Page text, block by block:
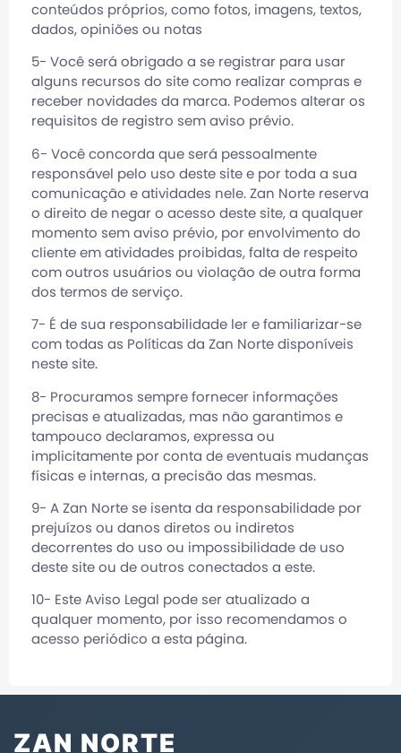
conteúdos próprios, como fotos, imagens, textos,
dados, opiniões ou notas
5- Você será obrigado a se registrar para usar
alguns recursos do site como realizar compras e
receber novidades da marca. Podemos alterar os
requisitos de registro sem aviso prévio.
6- Você concorda que será pessoalmente
responsável pelo uso deste site e por toda a sua
comunicação e atividades nele. Zan Norte reserva
o direito de negar o acesso deste site, a qualquer
momento sem aviso prévio, por envolvimento do
cliente em atividades proibidas, falta de respeito
com outros usuários ou violação de outra forma
dos termos de serviço.
7- É de sua responsabilidade ler e familiarizar-se
com todas as Políticas da Zan Norte disponíveis
neste site.
8- Procuramos sempre fornecer informações
precisas e atualizadas, mas não garantimos e
tampouco declaramos, expressa ou
implicitamente por conta de eventuais mudanças
físicas e internas, a precisão das mesmas.
9- A Zan Norte se isenta da responsabilidade por
prejuízos ou danos diretos ou indiretos
decorrentes do uso ou impossibilidade de uso
deste site ou de outros conectados a este.
10- Este Aviso Legal pode ser atualizado a
qualquer momento, por isso recomendamos o
acesso periódico a esta página.
ZAN NORTE